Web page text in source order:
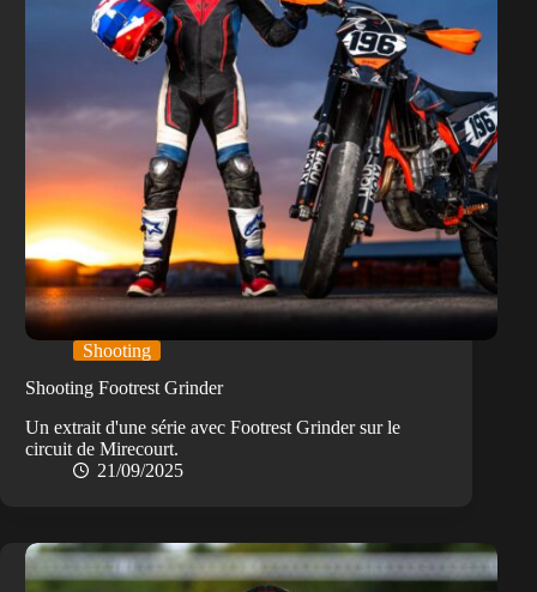
Shooting
Shooting Footrest Grinder
Un extrait d'une série avec Footrest Grinder sur le
circuit de Mirecourt.
21/09/2025